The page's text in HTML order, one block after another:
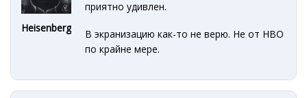
Heisenberg
приятно удивлен.
В экранизацию как-то не верю. Не от HBO
по крайне мере.